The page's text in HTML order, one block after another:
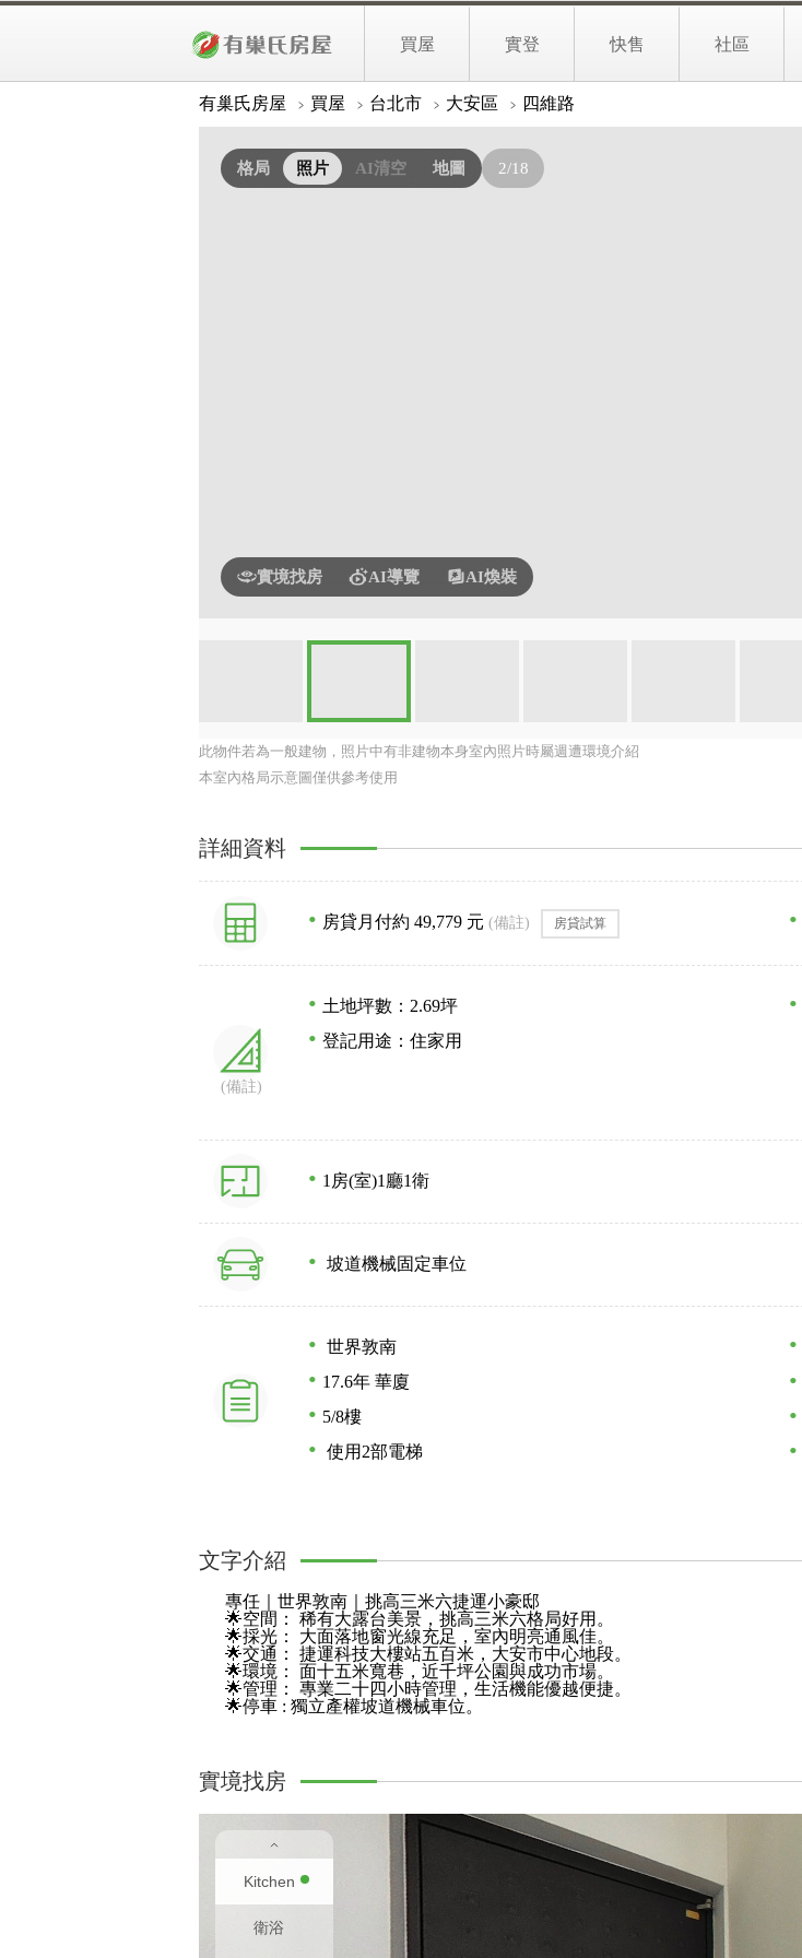
買屋 實登 快售 社區
有巢氏房屋
買屋 台北市 大安區 四維路
格局 照片 AI清空 地圖 2/18
實境找房 AI導覽 AI煥裝
此物件若為一般建物，照片中有非建物本身室內照片時屬週遭環境介紹
本室內格局示意圖僅供參考使用
詳細資料
房貸月付約 49,779 元 (備註) 房貸試算
(備註)
土地坪數：2.69坪
登記用途：住家用
1房(室)1廳1衛
坡道機械固定車位
世界敦南
17.6年 華廈
5/8樓
使用2部電梯
文字介紹
專任｜世界敦南｜挑高三米六捷運小豪邸
🌟空間： 稀有大露台美景，挑高三米六格局好用。
🌟採光： 大面落地窗光線充足，室內明亮通風佳。
🌟交通： 捷運科技大樓站五百米，大安市中心地段。
🌟環境： 面十五米寬巷，近千坪公園與成功市場。
🌟管理： 專業二十四小時管理，生活機能優越便捷。
🌟停車 : 獨立產權坡道機械車位。
實境找房